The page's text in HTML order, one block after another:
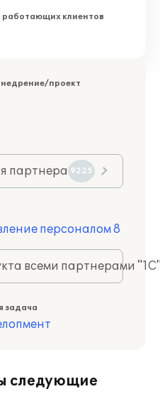
работающих клиентов
проект
партнера 9225
персоналом 8
всеми партнерами
задача
следующие